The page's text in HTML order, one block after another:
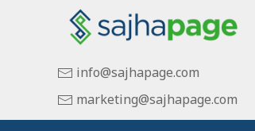
info@sajhapage.com
marketing@sajhapage.com